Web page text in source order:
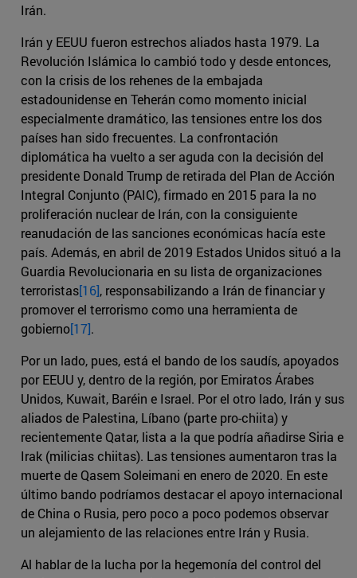
Irán.
Irán y EEUU fueron estrechos aliados hasta 1979. La
Revolución Islámica lo cambió todo y desde entonces,
con la crisis de los rehenes de la embajada
estadounidense en Teherán como momento inicial
especialmente dramático, las tensiones entre los dos
países han sido frecuentes. La confrontación
diplomática ha vuelto a ser aguda con la decisión del
presidente Donald Trump de retirada del Plan de Acción
Integral Conjunto (PAIC), firmado en 2015 para la no
proliferación nuclear de Irán, con la consiguiente
reanudación de las sanciones económicas hacía este
país. Además, en abril de 2019 Estados Unidos situó a la
Guardia Revolucionaria en su lista de organizaciones
terroristas[16], responsabilizando a Irán de financiar y
promover el terrorismo como una herramienta de
gobierno[17].
Por un lado, pues, está el bando de los saudís, apoyados
por EEUU y, dentro de la región, por Emiratos Árabes
Unidos, Kuwait, Baréin e Israel. Por el otro lado, Irán y sus
aliados de Palestina, Líbano (parte pro-chiita) y
recientemente Qatar, lista a la que podría añadirse Siria e
Irak (milicias chiitas). Las tensiones aumentaron tras la
muerte de Qasem Soleimani en enero de 2020. En este
último bando podríamos destacar el apoyo internacional
de China o Rusia, pero poco a poco podemos observar
un alejamiento de las relaciones entre Irán y Rusia.
Al hablar de la lucha por la hegemonía del control del